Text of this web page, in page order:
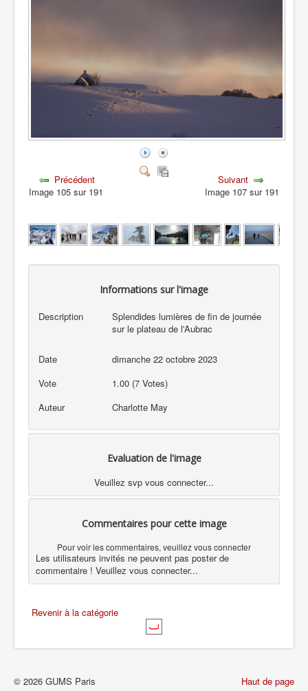
Précédent
Image 105 sur 191
Suivant
Image 107 sur 191
Informations sur l'image
Description
Splendides lumières de fin de journée
sur le plateau de l'Aubrac
Date
dimanche 22 octobre 2023
Vote
1.00 (7 Votes)
Auteur
Charlotte May
Evaluation de l'image
Veuillez svp vous connecter...
Commentaires pour cette image
Pour voir les commentaires, veuillez vous connecter
Les utilisateurs invités ne peuvent pas poster de
commentaire ! Veuillez vous connecter...
Revenir à la catégorie
Haut de page
© 2026 GUMS Paris